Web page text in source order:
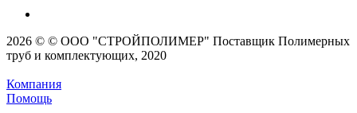
2026 © © ООО "СТРОЙПОЛИМЕР" Поставщик Полимерных
труб и комплектующих, 2020
Компания
Помощь